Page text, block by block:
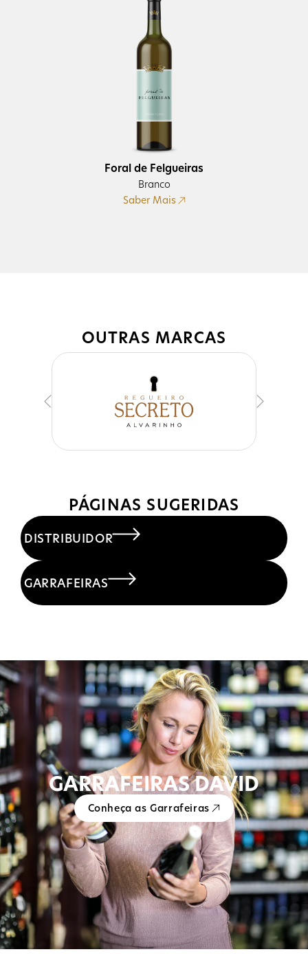
Foral de Felgueiras
Branco
Saber Mais
OUTRAS MARCAS
PÁGINAS SUGERIDAS
DISTRIBUIDOR
GARRAFEIRAS
GARRAFEIRAS DAVID
Conheça as Garrafeiras